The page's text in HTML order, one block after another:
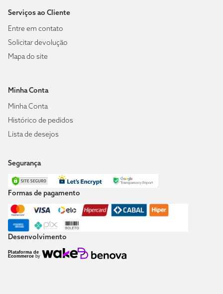
Serviços ao Cliente
Entre em contato
Solicitar devolução
Mapa do site
Minha Conta
Minha Conta
Histórico de pedidos
Lista de desejos
Segurança
Formas de pagamento
Desenvolvimento